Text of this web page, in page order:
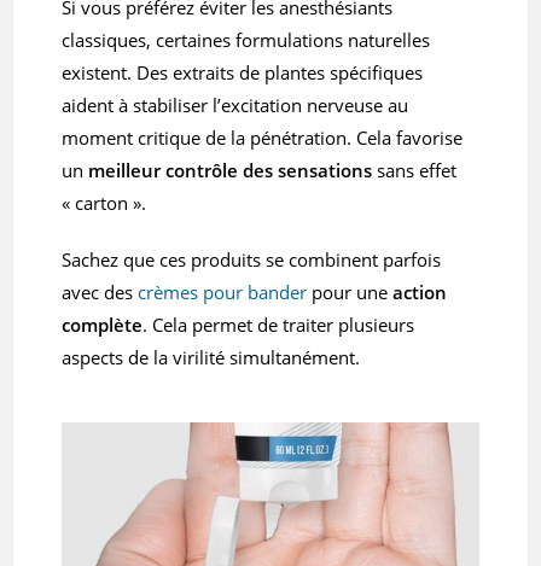
Si vous préférez éviter les anesthésiants
classiques, certaines formulations naturelles
existent. Des extraits de plantes spécifiques
aident à stabiliser l’excitation nerveuse au
moment critique de la pénétration. Cela favorise
un meilleur contrôle des sensations sans effet
« carton ».
Sachez que ces produits se combinent parfois
avec des crèmes pour bander pour uneaction
complète. Cela permet de traiter plusieurs
aspects de la virilité simultanément.